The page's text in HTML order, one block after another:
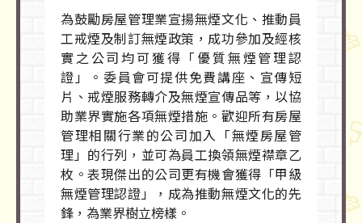
為鼓勵房屋管理業宣揚無煙文化、推動員
工戒煙及制訂無煙政策，成功參加及經核
實之公司均可獲得「優質無煙管理認
證」。委員會可提供免費講座、宣傳短
片、戒煙服務轉介及無煙宣傳品等，以協
助業界實施各項無煙措施。歡迎所有房屋
管理相關行業的公司加入「無煙房屋管
理」的行列，並可為員工換領無煙襟章乙
枚。表現傑出的公司更有機會獲得「甲級
無煙管理認證」，成為推動無煙文化的先
鋒，為業界樹立榜樣。